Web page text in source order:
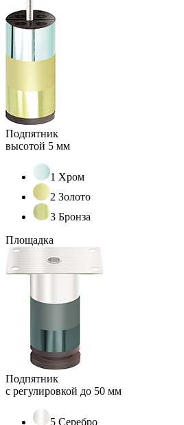
Подпятник
высотой 5 мм
1 Хром
2 Золото
3 Бронза
Площадка
Подпятник
с регулировкой до 50 мм
5 Серебро